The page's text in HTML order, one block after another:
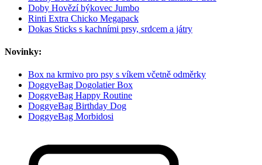
Doby Hovězí býkovec Jumbo
Rinti Extra Chicko Megapack
Dokas Sticks s kachními prsy, srdcem a játry
Novinky:
Box na krmivo pro psy s víkem včetně odměrky
DoggyeBag Dogolatier Box
DoggyeBag Happy Routine
DoggyeBag Birthday Dog
DoggyeBag Morbidosi